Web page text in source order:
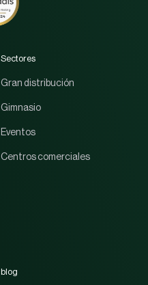
Sectores
Gran distribución
Gimnasio
Eventos
Centros comerciales
blog